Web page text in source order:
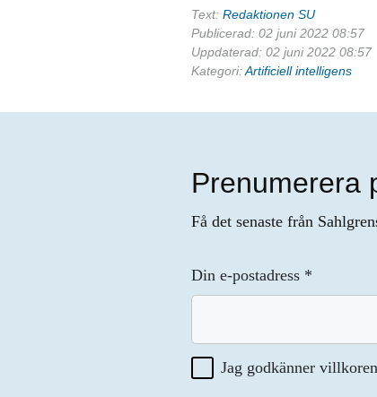
Text: Redaktionen SU
Publicerad: 02 juni 2022 08:57
Uppdaterad: 02 juni 2022 08:57
Kategori: Artificiell intelligens
Prenumerera
Få det senaste från
Din e-postadress *
Jag godkänner villkoren